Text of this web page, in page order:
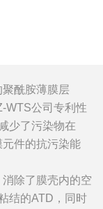
酰胺薄膜层
WTS公司专利性
少了污染物在
件的抗污染能
除了膜壳内的空
结的ATD，同时